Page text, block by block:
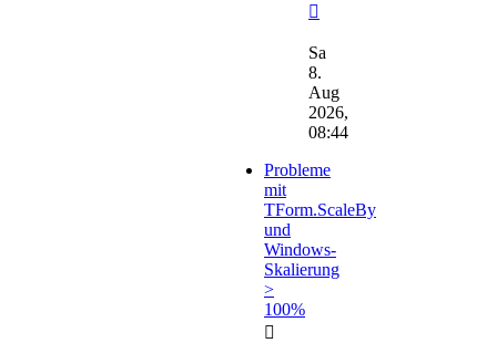
Beitrag
Sa
8.
Aug
2026,
08:44
Probleme
mit
TForm.ScaleBy
und
Windows-
Skalierung
>
100%